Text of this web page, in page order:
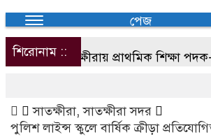
পেজ
শিরোনাম ::
সাতক্ষীরায় প্রাথমিক শিক্ষা পদক-
সাতক্ষীরা,সাতক্ষীরা সদর
পুলিশ লাইন্স স্কুলে বার্ষিক ক্রীড়া